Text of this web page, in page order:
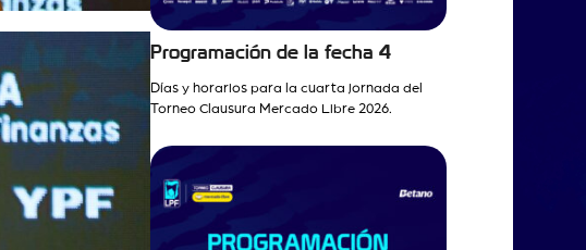
Programación de la fecha 4
Días y horarios para la cuarta jornada del
Torneo Clausura Mercado Libre 2026.